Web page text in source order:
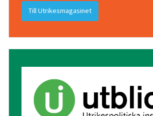
Till Utrikesmagasinet